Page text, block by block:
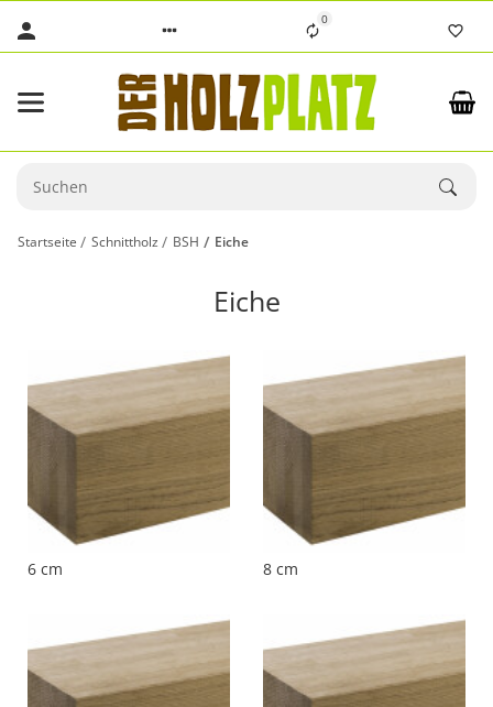
0
Startseite Schnittholz BSH Eiche
Eiche
6 cm 8 cm